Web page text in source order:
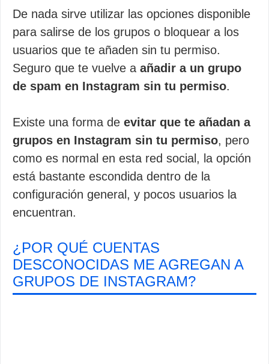
De nada sirve utilizar las opciones disponible
para salirse de los grupos o bloquear a los
usuarios que te añaden sin tu permiso.
Seguro que te vuelve a añadir a un grupo
de spam en Instagram sin tu permiso.
Existe una forma de evitar que te añadan a
grupos en Instagram sin tu permiso, pero
como es normal en esta red social, la opción
está bastante escondida dentro de la
configuración general, y pocos usuarios la
encuentran.
¿POR QUÉ CUENTAS
DESCONOCIDAS ME AGREGAN A
GRUPOS DE INSTAGRAM?